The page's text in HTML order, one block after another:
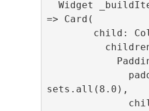
=> Card(
sets.all(8.0),